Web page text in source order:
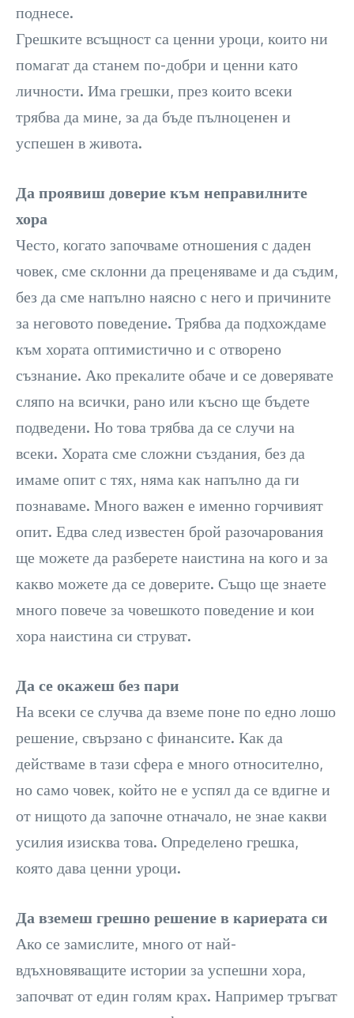
поднесе.
Грешките всъщност са ценни уроци, които ни
помагат да станем по-добри и ценни като
личности. Има грешки, през които всеки
трябва да мине, за да бъде пълноценен и
успешен в живота.
Да проявиш доверие към неправилните
хора
Често, когато започваме отношения с даден
човек, сме склонни да преценяваме и да съдим,
без да сме напълно наясно с него и причините
за неговото поведение. Трябва да подхождаме
към хората оптимистично и с отворено
съзнание. Ако прекалите обаче и се доверявате
сляпо на всички, рано или късно ще бъдете
подведени. Но това трябва да се случи на
всеки. Хората сме сложни създания, без да
имаме опит с тях, няма как напълно да ги
познаваме. Много важен е именно горчивият
опит. Едва след известен брой разочарования
ще можете да разберете наистина на кого и за
какво можете да се доверите. Също ще знаете
много повече за човешкото поведение и кои
хора наистина си струват.
Да се окажеш без пари
На всеки се случва да вземе поне по едно лошо
решение, свързано с финансите. Как да
действаме в тази сфера е много относително,
но само човек, който не е успял да се вдигне и
от нищото да започне отначало, не знае какви
усилия изисква това. Определено грешка,
която дава ценни уроци.
Да вземеш грешно решение в кариерата си
Ако се замислите, много от най-
вдъхновяващите истории за успешни хора,
започват от един голям крах. Например тръгват